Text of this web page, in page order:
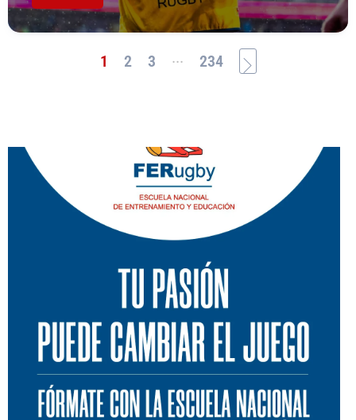
1 2 3 ... 234